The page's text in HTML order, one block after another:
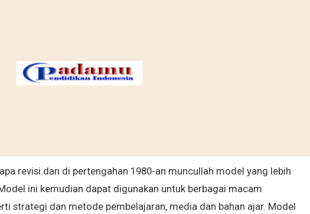
revisi dan di pertengahan 1980-an muncullah model yang lebih
ini kemudian dapat digunakan untuk berbagai macam
strategi dan metode pembelajaran, media dan bahan ajar. Model